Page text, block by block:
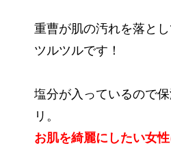
重曹が肌の汚れを落と
ツルツルです！
塩分が入っているので
リ。
お肌を綺麗にしたい女